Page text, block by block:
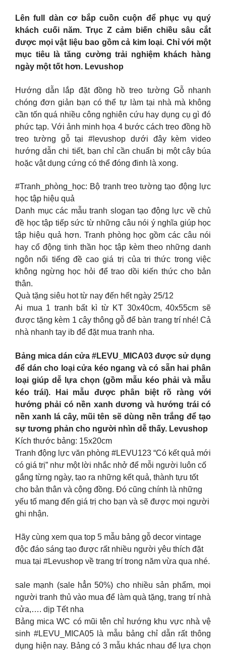
Lên full dàn cơ bắp cuồn cuộn để phục vụ quý
khách cuối năm. Trục Z cảm biến chiều sâu cắt
được mọi vật liệu bao gồm cả kim loại. Chỉ với một
mục tiêu là tăng cường trải nghiệm khách hàng
ngày một tốt hơn. Levushop
Hướng dẫn lắp đặt đồng hồ treo tường Gỗ nhanh
chóng đơn giản bạn có thể tự làm tại nhà mà không
cần tốn quá nhiều công nghiên cứu hay dụng cụ gì đó
phức tạp. Với ảnh minh họa 4 bước cách treo đồng hồ
treo tường gỗ tại #levushop dưới đây kèm video
hướng dẫn chi tiết, bạn chỉ cần chuẩn bị một cây búa
hoặc vật dụng cứng có thể đóng đinh là xong.
#Tranh_phòng_học: Bộ tranh treo tường tạo động lực
học tập hiệu quả
Danh mục các mẫu tranh slogan tạo động lực về chủ
đề học tập tiếp sức từ những câu nói ý nghĩa giúp học
tập hiệu quả hơn. Tranh phòng học gồm các câu nói
hay cổ động tinh thần học tập kèm theo những danh
ngôn nổi tiếng đề cao giá trị của tri thức trong việc
không ngừng học hỏi để trao dồi kiến thức cho bản
thân.
Quà tặng siêu hot từ nay đến hết ngày 25/12
Ai mua 1 tranh bất kì từ KT 30x40cm, 40x55cm sẽ
được tặng kèm 1 cây thông gỗ để bàn trang trí nhé! Cả
nhà nhanh tay ib để đặt mua tranh nha.
Bảng mica dán cửa #LEVU_MICA03 được sử dụng
để dán cho loại cửa kéo ngang và có sẵn hai phân
loại giúp dễ lựa chọn (gồm mẫu kéo phải và mẫu
kéo trái). Hai mẫu được phân biệt rõ ràng với
hướng phải có nền xanh dương và hướng trái có
nền xanh lá cây, mũi tên sẽ dùng nền trắng để tạo
sự tương phản cho người nhìn dễ thấy. Levushop
Kích thước bảng: 15x20cm
Tranh động lực văn phòng #LEVU123 “Có kết quả mới
có giá trị” như một lời nhắc nhở để mỗi người luôn cố
gắng từng ngày, tạo ra những kết quả, thành tựu tốt
cho bản thân và cộng đồng. Đó cũng chính là những
yếu tố mang đến giá trị cho bạn và sẽ được mọi người
ghi nhận.
Hãy cùng xem qua top 5 mẫu bảng gỗ decor vintage
độc đáo sáng tạo được rất nhiều người yêu thích đặt
mua tại #Levushop về trang trí trong năm vừa qua nhé.
sale mạnh (sale hẳn 50%) cho nhiều sản phẩm, mọi
người tranh thủ vào mua để làm quà tặng, trang trí nhà
cửa,…. dịp Tết nha
Bảng mica WC có mũi tên chỉ hướng khu vực nhà vệ
sinh #LEVU_MICA05 là mẫu bảng chỉ dẫn rất thông
dụng hiện nay. Bảng có 3 mẫu khác nhau để lựa chọn